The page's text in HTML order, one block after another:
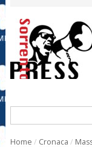
Home / Cronaca /